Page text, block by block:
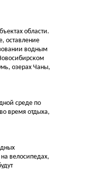
области.
оставление
водным
озерах Чаны,
среде по
время отдыха,
велосипедах,